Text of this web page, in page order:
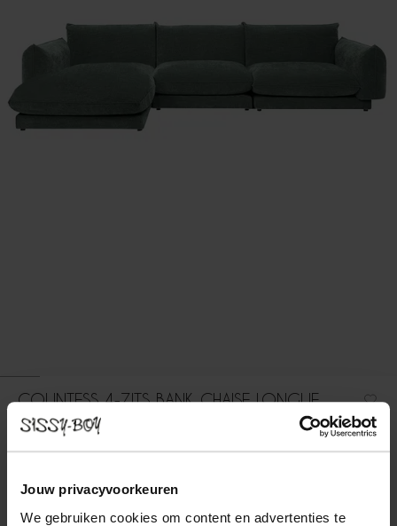
Jouw privacyvoorkeuren
We gebruiken cookies om content en advertenties te
COUNTESS 4-ZITS BANK CHAISE LONGUE
LINKS ARTIC THYME
4-zits chaise longue links uit de Countess serie van Sissy-Boy. De
serie bestaat uit zeven modulaire onderdelen, zodat je de bank